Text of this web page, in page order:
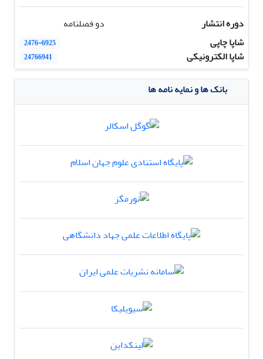
دوره انتشار
دو فصلنامه
شاپا چاپی
2476-6925
شاپا الکترونیکی 24766941
بانک ها و نمایه نامه ها